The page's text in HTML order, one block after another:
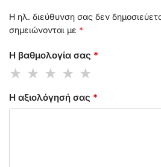
Η ηλ. διεύθυνση σας δεν
σημειώνονται με *
Η βαθμολογία σας *
Η αξιολόγησή σας *